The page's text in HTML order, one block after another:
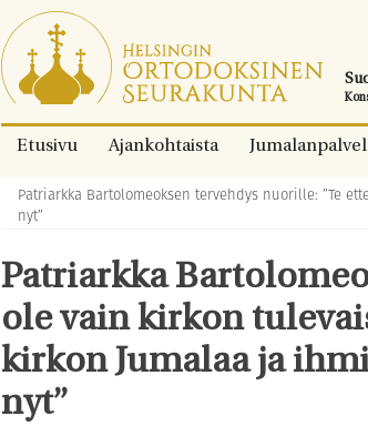
Siirry
suoraan
sisältöön.
Etusivu Ajankohtaista
Murupolku:
Patriarkka Bartolomeoksen tervehdys nuorille: ”Te
nyt”
Patriarkka
ole vain kirkon
kirkon Jumalaa ja
nyt”